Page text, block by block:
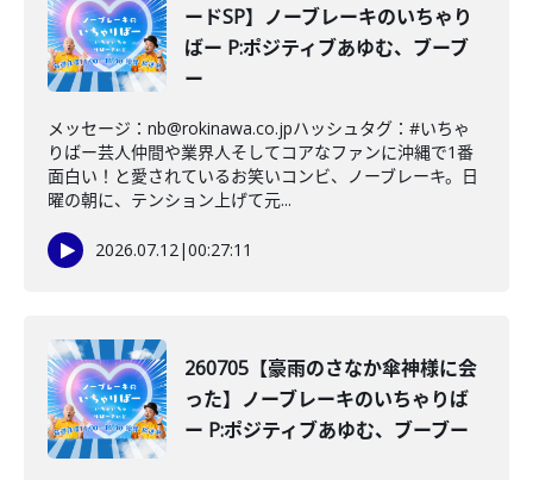
ードSP】ノーブレーキのいちゃり
ばー P:ポジティブあゆむ、ブーブ
ー
メッセージ：nb@rokinawa.co.jpハッシュタグ：#いちゃ
りばー芸人仲間や業界人そしてコアなファンに沖縄で1番
面白い！と愛されているお笑いコンビ、ノーブレーキ。日
曜の朝に、テンション上げて元...
2026.07.12|00:27:11
260705【豪雨のさなか傘神様に会
った】ノーブレーキのいちゃりば
ー P:ポジティブあゆむ、ブーブー